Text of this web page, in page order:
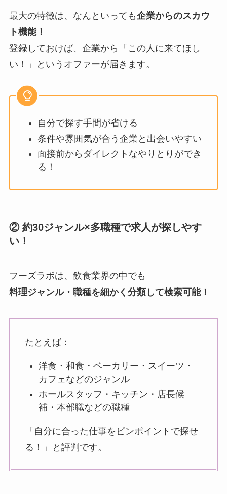
最大の特徴は、なんといっても企業からのスカウ
ト機能！
登録しておけば、企業から「この人に来てほし
い！」というオファーが届きます。
自分で探す手間が省ける
条件や雰囲気が合う企業と出会いやすい
面接前からダイレクトなやりとりができ
る！
② 約30ジャンル×多職種で求人が探しやす
い！
フーズラボは、飲食業界の中でも
料理ジャンル・職種を細かく分類して検索可能！
たとえば：
洋食・和食・ベーカリー・スイーツ・
カフェなどのジャンル
ホールスタッフ・キッチン・店長候
補・本部職などの職種
「自分に合った仕事をピンポイントで探せ
る！」と評判です。